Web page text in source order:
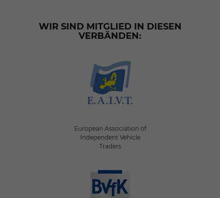
WIR SIND MITGLIED IN DIESEN
VERBÄNDEN:
European Association of
Independent Vehicle
Traders